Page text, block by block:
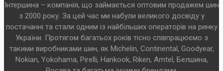
Інтершина – компанія, що займається оптовим продажем шин
з 2000 року. За цей час ми набули великого досвіду у
постачанні та стали одним із найбільших операторів на ринку
України. Протягом багатьох років тісно співпрацюємо з
такими виробниками шин, як Michelin, Continental, Goodyear,
Nokian, Yokohama, Pirelli, Hankook, Riken, Amtel, Белшина,